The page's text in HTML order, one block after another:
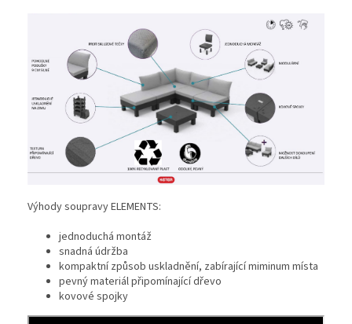
Výhody soupravy ELEMENTS:
jednoduchá montáž
snadná údržba
kompaktní způsob uskladnění, zabírající miminum místa
pevný materiál připomínající dřevo
kovové spojky